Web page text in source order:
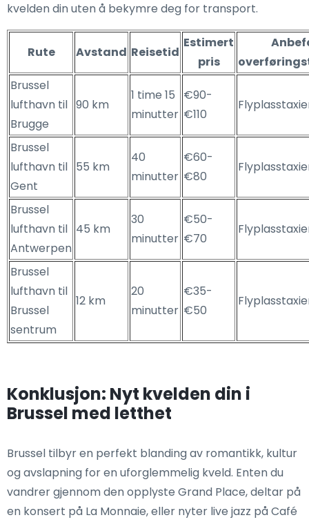
kvelden din uten å bekymre deg for transport.
Rute Avstand Reisetid
Estimert
pris
Brussel
lufthavn til
Brugge
90 km
1 time 15
minutter
€90-
€110
Brussel
lufthavn til
Gent
55 km
40
minutter
€60-
€80
Brussel
lufthavn til
Antwerpen
45 km
30
minutter
€50-
€70
Brussel
lufthavn til
Brussel
sentrum
12 km
20
minutter
€35-
€50
Konklusjon: Nyt kvelden din i
Brussel med letthet
Brussel tilbyr en perfekt blanding av romantikk, kultur
og avslapning for en uforglemmelig kveld. Enten du
vandrer gjennom den opplyste Grand Place, deltar på
en konsert på La Monnaie, eller nyter live jazz på Café